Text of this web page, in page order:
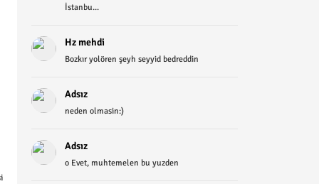
İstanbu...
Hz mehdi
Bozkır yolören şeyh seyyid bedreddin
Adsız
neden olmasin:)
Adsız
o Evet, muhtemelen bu yuzden